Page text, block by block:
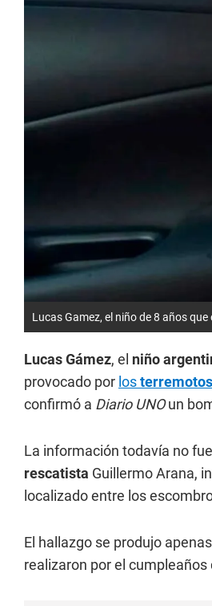
Lucas Gamez, el niño de 8 años
Lucas Gámez, el niño
provocado por losterremotos
confirmó a Diario UNOun
La información todavía no
rescatista Guillermo Arana,
localizado entre los
El hallazgo se produjo
realizaron por el